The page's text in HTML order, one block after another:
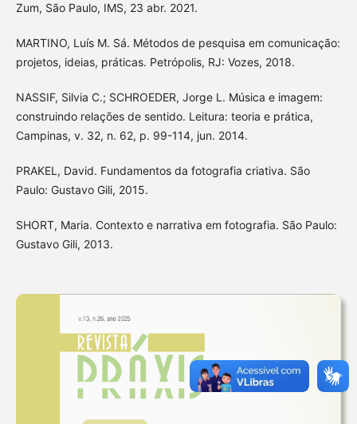
Zum, São Paulo, IMS, 23 abr. 2021.
MARTINO, Luís M. Sá. Métodos de pesquisa em comunicação:
projetos, ideias, práticas. Petrópolis, RJ: Vozes, 2018.
NASSIF, Silvia C.; SCHROEDER, Jorge L. Música e imagem:
construindo relações de sentido. Leitura: teoria e prática,
Campinas, v. 32, n. 62, p. 99-114, jun. 2014.
PRAKEL, David. Fundamentos da fotografia criativa. São
Paulo: Gustavo Gili, 2015.
SHORT, Maria. Contexto e narrativa em fotografia. São Paulo:
Gustavo Gili, 2013.